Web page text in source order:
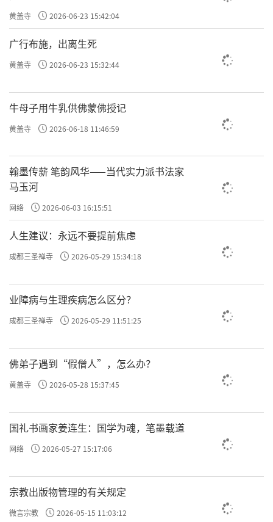
黄盖寺 2026-06-23 15:42:04
广行布施，出离生死
黄盖寺 2026-06-23 15:32:44
牛母子用牛乳供佛蒙佛授记
黄盖寺 2026-06-18 11:46:59
翰墨传薪 笔韵风华——当代实力派书法家
马玉河
网络 2026-06-03 16:15:51
人生建议：永远不要提前焦虑
成都三圣禅寺 2026-05-29 15:34:18
业障病与生理疾病怎么区分？
成都三圣禅寺 2026-05-29 11:51:25
佛弟子遇到“假僧人”，怎么办？
黄盖寺 2026-05-28 15:37:45
国礼书画家姜连生：国学为魂，笔墨载道
网络 2026-05-27 15:17:06
宗教出版物管理的有关规定
微言宗教 2026-05-15 11:03:12